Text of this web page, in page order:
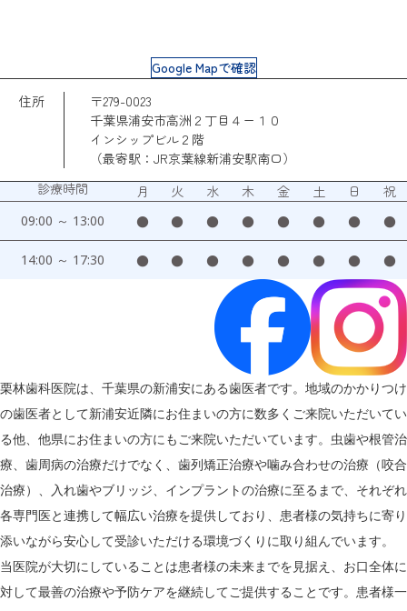
Google Mapで確認
住所
〒279-0023
千葉県浦安市高洲２丁目４ー１０
インシップビル２階
（最寄駅：JR京葉線新浦安駅南口）
診療時間
月 火 水 木 金 土 日 祝
09:00 ～ 13:00 ● ● ● ● ● ● ● ●
14:00 ～ 17:30 ● ● ● ● ● ● ● ●
栗林歯科医院は、千葉県の新浦安にある歯医者です。地域のかかりつけ
の歯医者として新浦安近隣にお住まいの方に数多くご来院いただいてい
る他、他県にお住まいの方にもご来院いただいています。虫歯や根管治
療、歯周病の治療だけでなく、歯列矯正治療や噛み合わせの治療（咬合
治療）、入れ歯やブリッジ、インプラントの治療に至るまで、それぞれ
各専門医と連携して幅広い治療を提供しており、患者様の気持ちに寄り
添いながら安心して受診いただける環境づくりに取り組んでいます。
当医院が大切にしていることは患者様の未来までを見据え、お口全体に
対して最善の治療や予防ケアを継続してご提供することです。患者様一